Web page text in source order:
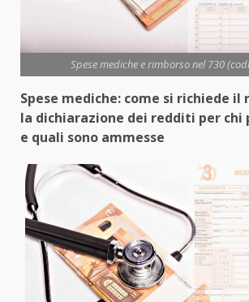
Spese mediche e rimborso nel 730
Spese mediche: come si richiede il
la dichiarazione dei redditi per chi
e quali sono ammesse